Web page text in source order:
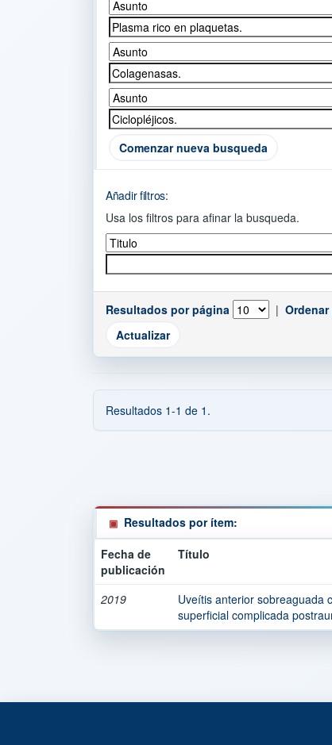
Comenzar nueva busqueda
Añadir filtros:
Usa los filtros para afinar la busqueda.
Resultados por página |
Resultados 1-1 de 1.
Resultados por ítem:
Fecha de
publicación
Título
2019
Uveítis anterior sobreaguada
superficial complicada